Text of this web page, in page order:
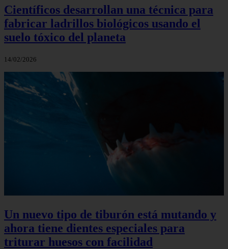
Científicos desarrollan una técnica para
fabricar ladrillos biológicos usando el
suelo tóxico del planeta
14/02/2026
Un nuevo tipo de tiburón está mutando y
ahora tiene dientes especiales para
triturar huesos con facilidad